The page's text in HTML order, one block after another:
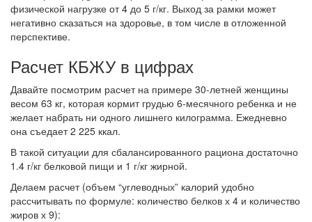
физической нагрузке от 4 до 5 г/кг. Выход за рамки может
негативно сказаться на здоровье, в том числе в отложенной
перспективе.
Расчет КБЖУ в цифрах
Давайте посмотрим расчет на примере 30-летней женщины
весом 63 кг, которая кормит грудью 6-месячного ребенка и не
желает набрать ни одного лишнего килограмма. Ежедневно
она съедает 2 225 ккал.
В такой ситуации для сбалансированного рациона достаточно
1.4 г/кг белковой пищи и 1 г/кг жирной.
Делаем расчет (объем “углеводных” калорий удобно
рассчитывать по формуле: количество белков х 4 и количество
жиров х 9):